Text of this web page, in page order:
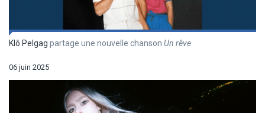
Klô Pelgag partage une nouvelle chanson Un rêve
06 juin 2025